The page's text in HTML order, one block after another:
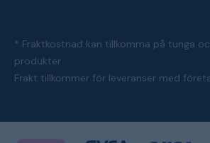
* Fraktkostnad kan tillkomma på tunga
produkter
Frakt tillkommer för leveranser med